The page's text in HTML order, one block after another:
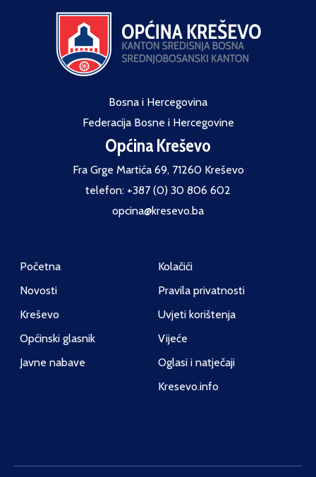
Bosna i Hercegovina
Federacija Bosne i Hercegovine
Općina Kreševo
Fra Grge Martića 69, 71260 Kreševo
telefon: +387 (0) 30 806 602
opcina@kresevo.ba
Početna
Novosti
Kreševo
Općinski glasnik
Javne nabave
Kolačići
Pravila privatnosti
Uvjeti korištenja
Vijeće
Oglasi i natječaji
Kresevo.info